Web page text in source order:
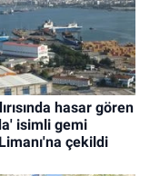
hasar gören
isimli gemi
çekildi